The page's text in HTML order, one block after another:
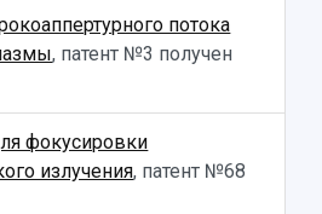
двигателей
кампус
конференциях
потока
, патент №3 получен
фокусировки
излучения, патент №68